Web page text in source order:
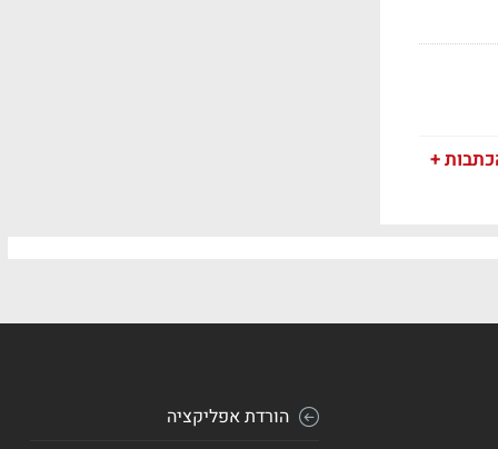
+
הורדת אפליקציה